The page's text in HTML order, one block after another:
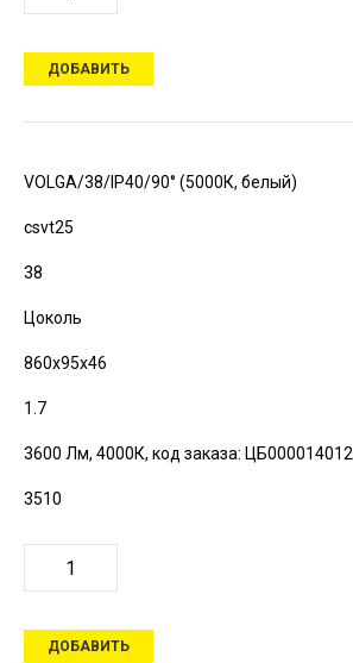
ДОБАВИТЬ
VOLGA/38/IP40/90° (5000К, белый)
csvt25
38
Цоколь
860х95х46
1.7
3600 Лм, 4000К, код заказа: ЦБ000014012
3510
ДОБАВИТЬ